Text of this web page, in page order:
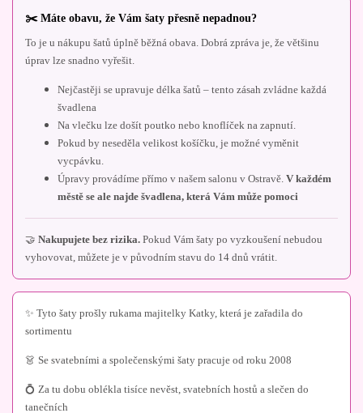
✂️ Máte obavu, že Vám šaty přesně nepadnou?
To je u nákupu šatů úplně běžná obava. Dobrá zpráva je, že většinu
úprav lze snadno vyřešit.
Nejčastěji se upravuje délka šatů – tento zásah zvládne každá
švadlena
Na vlečku lze došít poutko nebo knoflíček na zapnutí.
Pokud by neseděla velikost košíčku, je možné vyměnit
vycpávku.
Úpravy provádíme přímo v našem salonu v Ostravě. V každém
městě se ale najde švadlena, která Vám může pomoci
🤝 Nakupujete bez rizika. Pokud Vám šaty po vyzkoušení nebudou
vyhovovat, můžete je v původním stavu do 14 dnů vrátit.
✨ Tyto šaty prošly rukama majitelky Katky, která je zařadila do
sortimentu
👗 Se svatebními a společenskými šaty pracuje od roku 2008
💍 Za tu dobu oblékla tisíce nevěst, svatebních hostů a slečen do
tanečních